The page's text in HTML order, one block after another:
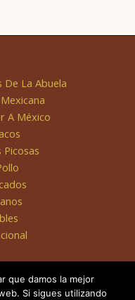
De La Abuela
A México
Picosas
que damos la mejor
Si sigues utilizando